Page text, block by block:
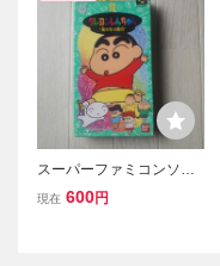
スーパーファミコンソフ
ト クレヨンしんちゃん 嵐
現在 600円